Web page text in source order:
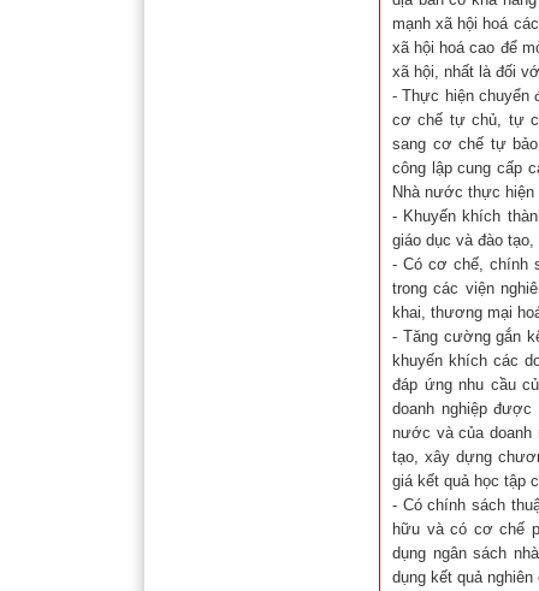
mạnh xã hội hoá
xã hội hoá cao để
xã hội, nhất là đối
- Thực hiện chuyển
cơ chế tự chủ, tự
sang cơ chế tự
công lập cung cấp
Nhà nước thực hiện
- Khuyến khích
giáo dục và đào
- Có cơ chế, chính
trong các viện
khai, thương mại
- Tăng cường gắn
khuyến khích các
đáp ứng nhu cầu
doanh nghiệp
nước và của doanh
tạo, xây dựng
giá kết quả học tập
- Có chính sách
hữu và có cơ chế
dụng ngân sách
dụng kết quả